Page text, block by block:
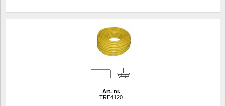
Art. nr.
TRE4120